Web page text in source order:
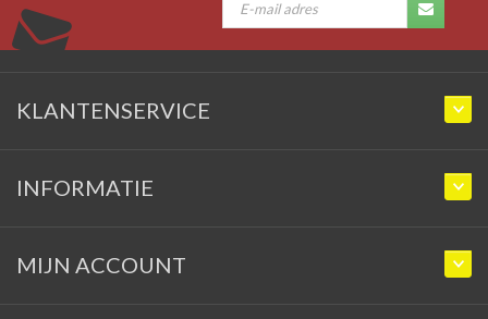
KLANTENSERVICE
INFORMATIE
MIJN ACCOUNT